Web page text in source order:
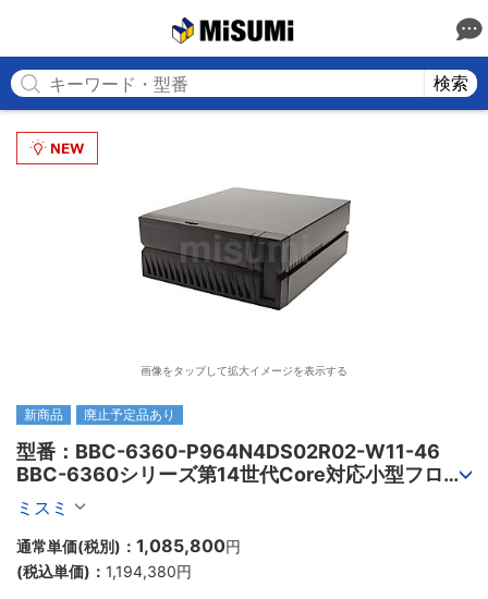
検索
画像をタップして拡大イメージを表示する
新商品 廃止予定品あり
型番：BBC-6360-P964N4DS02R02-W11-46
BBC-6360シリーズ第14世代Core対応小型フロア
マウント2PCIe
ミスミ
通常単価(税別)： 1,085,800円
(税込単価)： 1,194,380円